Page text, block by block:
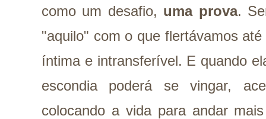
como um desafio, uma prova.
"aquilo" com o que flertávamos
íntima e intransferível. E quando
escondia poderá se vingar,
colocando a vida para andar